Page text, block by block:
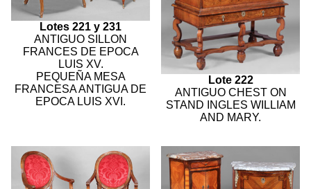
Lotes 221 y 231
ANTIGUO SILLON
FRANCES DE EPOCA
LUIS XV.
PEQUEÑA MESA
FRANCESA ANTIGUA DE
EPOCA LUIS XVI.
Lote 222
ANTIGUO CHEST ON
STAND INGLES WILLIAM
AND MARY.